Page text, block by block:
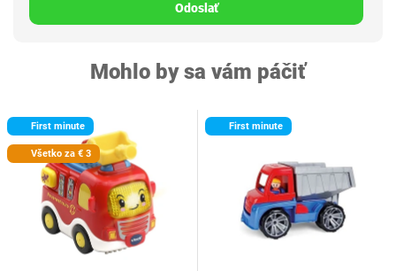
Odoslať
Mohlo by sa vám páčiť
First minute
Všetko za € 3
First minute